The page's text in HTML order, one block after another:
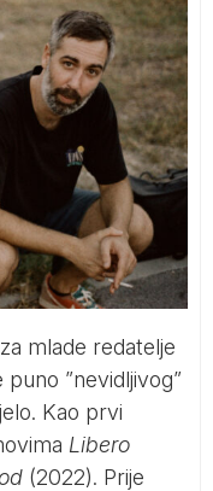
mlade redatelje
puno ”nevidljivog”
Kao prvi
Libero
(2022). Prije